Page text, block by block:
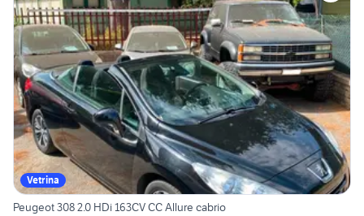
Vetrina
Peugeot 308 2.0 HDi 163CV CC Allure cabrio